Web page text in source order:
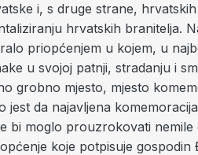
i, s druge strane,
hrvatskih branitelja.
priopćenjem u kojem, u
u svojoj patnji, stradanju i
grobno mjesto, mjesto
jest da najavljena
bi moglo prouzrokovati nemile
koje potpisuje gospodin